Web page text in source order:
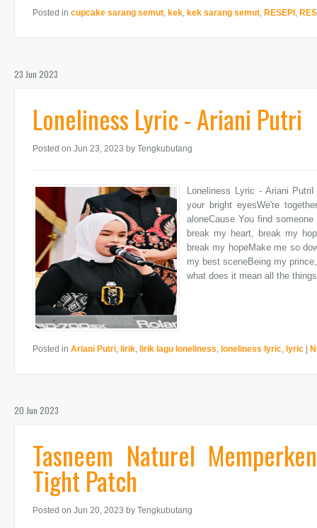
Posted in cupcake sarang semut, kek, kek sarang semut, RESEPI ,
23 Jun 2023
Loneliness Lyric - Ariani Putri
Posted on Jun 23, 2023 by Tengkubutang
Loneliness Lyric - Ariani
your bright eyesWe're
aloneCause You find
break my heart, break my
break my hopeMake me so
my best sceneBeing my
what does it mean all the
Posted in Ariani Putri, lirik, lirik lagu loneliness, loneliness lyric, lyric
20 Jun 2023
Tasneem Naturel
Tight Patch
Posted on Jun 20, 2023 by Tengkubutang